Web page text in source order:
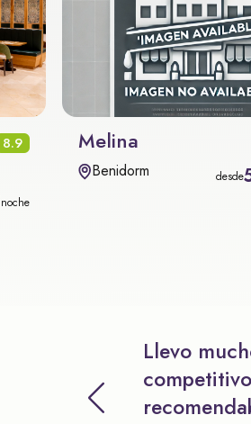
8.9
noche
Melina
Benidorm desde
Llevo